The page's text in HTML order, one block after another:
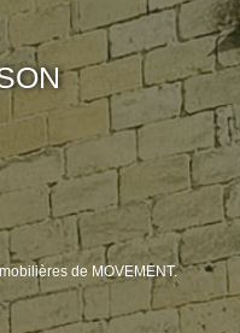
de MOVEMENT.